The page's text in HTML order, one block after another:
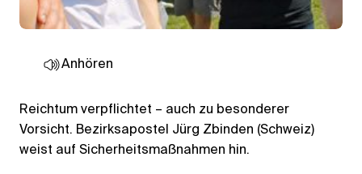
Anhören
Reichtum verpflichtet – auch zu besonderer
Vorsicht. Bezirksapostel Jürg Zbinden (Schweiz)
weist auf Sicherheitsmaßnahmen hin.